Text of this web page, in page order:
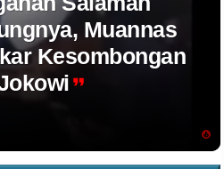
Muannas
Kesombongan